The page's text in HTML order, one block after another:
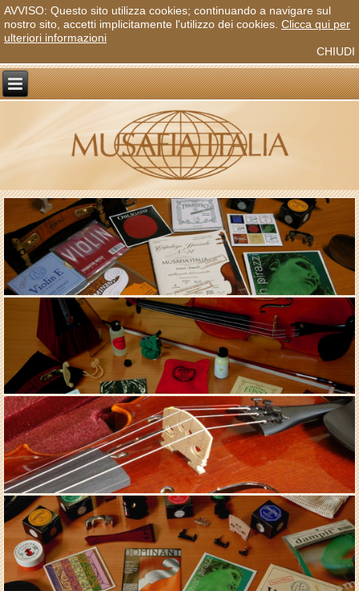
AVVISO: Questo sito utilizza cookies; continuando a navigare sul
nostro sito, accetti implicitamente l'utilizzo dei cookies. Clicca qui per
ulteriori informazioni
CHIUDI